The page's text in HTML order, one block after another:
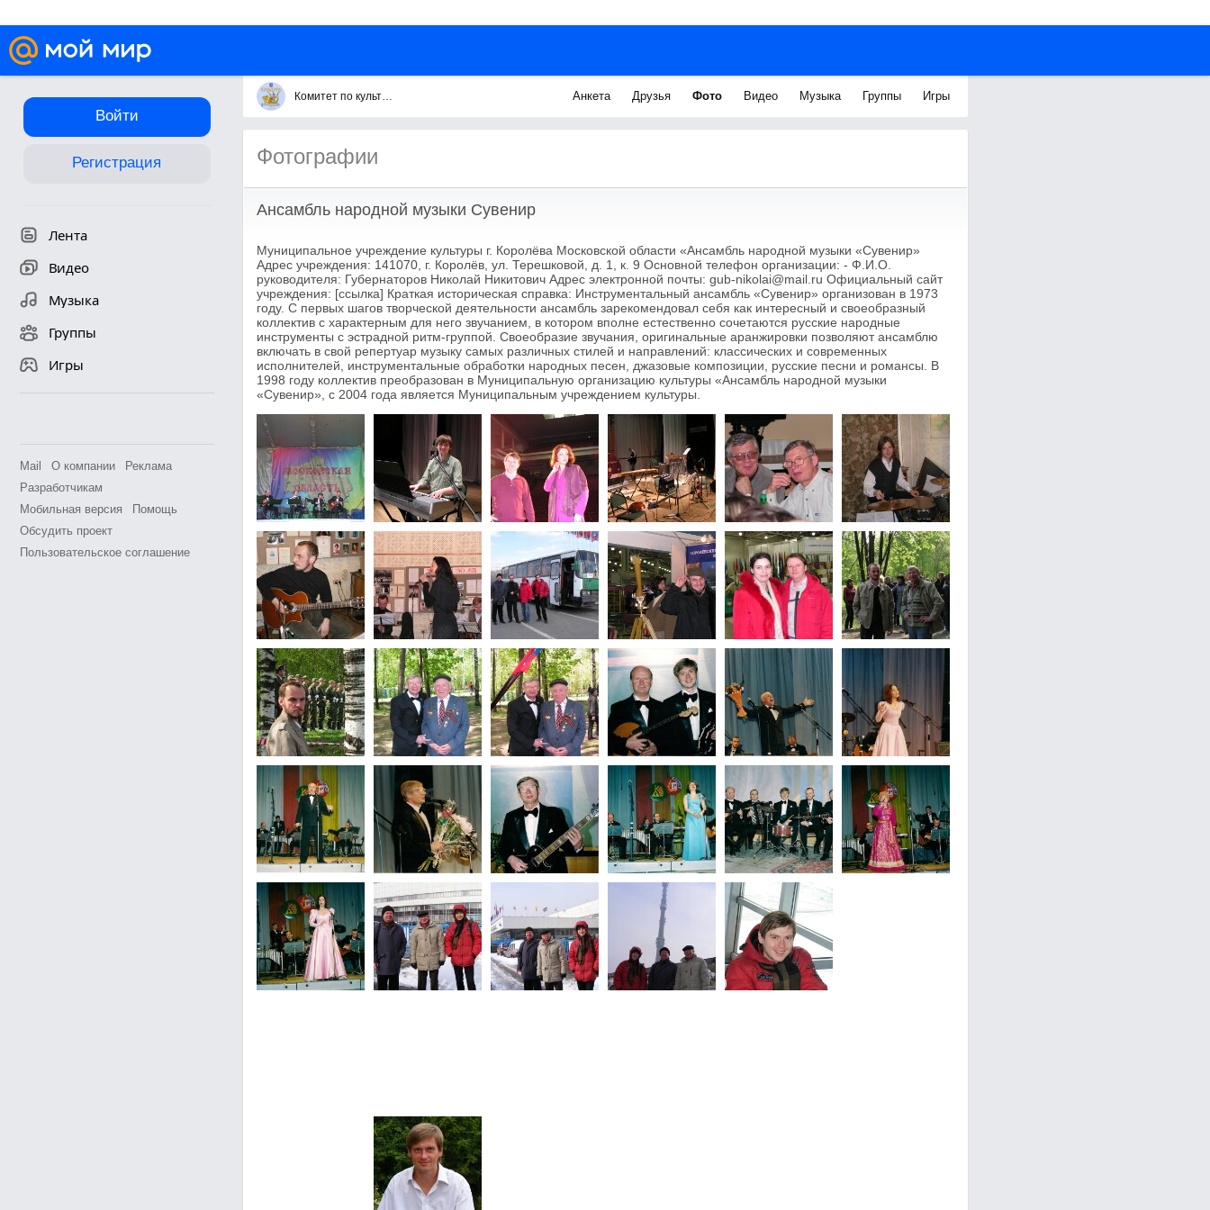
Войти
Регистрация
Лента
Видео
Музыка
Группы
Игры
Mail О компании
Реклама
Разработчикам
Мобильная версия
Помощь
Обсудить проект
Пользовательское соглашение
Комитет по культуре городского округа Королёв Анкета Друзья Фото Видео Музыка Группы Игры
Фотографии
Ансамбль народной музыки Сувенир
Муниципальное учреждение культуры г. Королёва Московской области «Ансамбль народной музыки «Сувенир»
Адрес учреждения: 141070, г. Королёв, ул. Терешковой, д. 1, к. 9 Основной телефон организации: - Ф.И.О.
руководителя: Губернаторов Николай Никитович Адрес электронной почты: gub-nikolai@mail.ru Официальный сайт
учреждения: [ссылка] Краткая историческая справка: Инструментальный ансамбль «Сувенир» организован в 1973
году. С первых шагов творческой деятельности ансамбль зарекомендовал себя как интересный и своеобразный
коллектив с характерным для него звучанием, в котором вполне естественно сочетаются русские народные
инструменты с эстрадной ритм-группой. Своеобразие звучания, оригинальные аранжировки позволяют ансамблю
включать в свой репертуар музыку самых различных стилей и направлений: классических и современных
исполнителей, инструментальные обработки народных песен, джазовые композиции, русские песни и романсы. В
1998 году коллектив преобразован в Муниципальную организацию культуры «Ансамбль народной музыки
«Сувенир», с 2004 года является Муниципальным учреждением культуры.